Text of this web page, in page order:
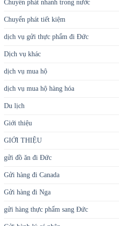
Chuyển phát nhanh trong nước
Chuyển phát tiết kiệm
dịch vụ gửi thực phẩm đi Đức
Dịch vụ khác
dịch vụ mua hộ
dịch vụ mua hộ hàng hóa
Du lịch
Giới thiệu
GIỚI THIỆU
gửi đồ ăn đi Đức
Gửi hàng đi Canada
Gửi hàng đi Nga
gửi hàng thực phẩm sang Đức